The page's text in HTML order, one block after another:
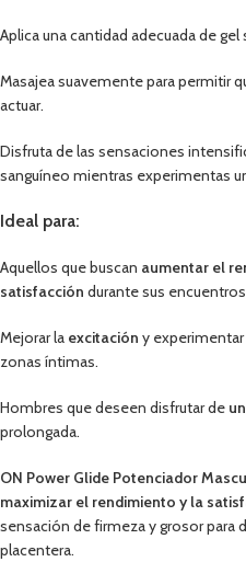
Aplica una cantidad adecuada de
Masajea suavemente para permitir
actuar.
Disfruta de las sensaciones
sanguíneo mientras experimentas
Ideal para:
Aquellos que buscan aumentar el
satisfacción durante sus
Mejorar la excitación y
zonas íntimas.
Hombres que deseen disfrutar de
prolongada.
ON Power Glide Potenciador
maximizar el rendimiento y la
sensación de firmeza y grosor para
placentera.